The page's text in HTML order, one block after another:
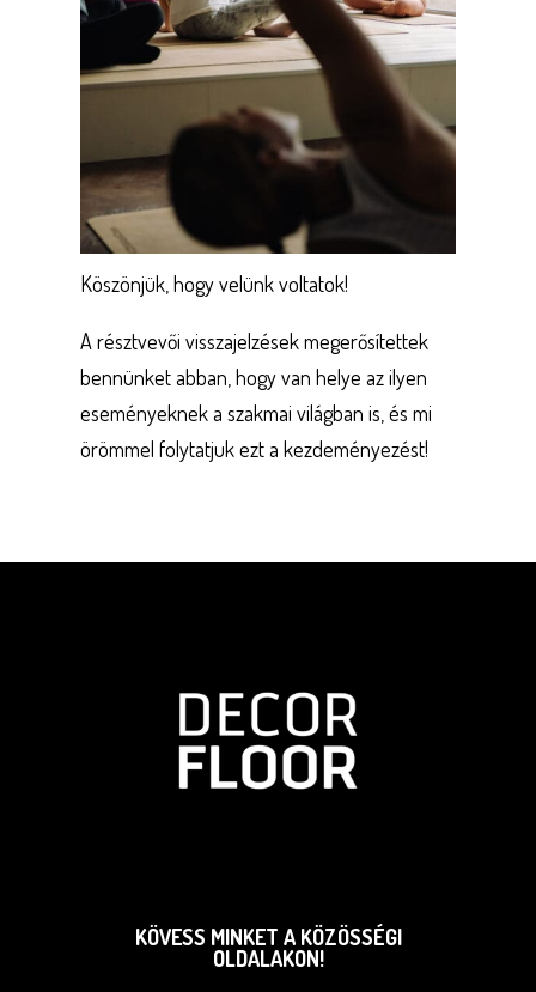
Köszönjük, hogy velünk voltatok!
A résztvevői visszajelzések megerősítettek
bennünket abban, hogy van helye az ilyen
eseményeknek a szakmai világban is, és mi
örömmel folytatjuk ezt a kezdeményezést!
KÖVESS MINKET A KÖZÖSSÉGI
OLDALAKON!